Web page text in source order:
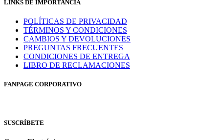
LINKS DE IMPORTANCIA
POLÍTICAS DE PRIVACIDAD
TÉRMINOS Y CONDICIONES
CAMBIOS Y DEVOLUCIONES
PREGUNTAS FRECUENTES
CONDICIONES DE ENTREGA
LIBRO DE RECLAMACIONES
FANPAGE CORPORATIVO
SUSCRÍBETE